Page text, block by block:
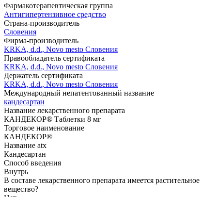
Фармакотерапевтическая группа
Антигипертензивное средство
Страна-производитель
Словения
Фирма-производитель
KRKA, d.d., Novo mesto Словения
Правообладатель сертификата
KRKA, d.d., Novo mesto Словения
Держатель сертификата
KRKA, d.d., Novo mesto Словения
Международный непатентованный название
кандесартан
Название лекарственного препарата
КАНДЕКОР® Таблетки 8 мг
Торговое наименование
КАНДЕКОР®
Название atx
Кандесартан
Способ введения
Внутрь
В составе лекарственного препарата имеется растительное
вещество?